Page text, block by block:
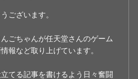
ございます。
ごちゃんが任天堂さんのゲーム
報など取り上げています。
てる記事を書けるよう日々奮闘